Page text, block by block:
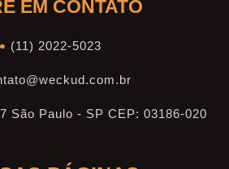
EM CONTATO
(11) 2022-5023
São Paulo - SP CEP: 03186-020